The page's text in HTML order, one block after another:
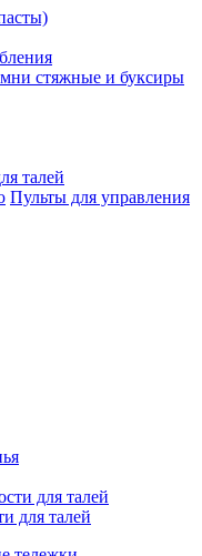
стяжные и буксиры
талей
Пульты для управления
для талей